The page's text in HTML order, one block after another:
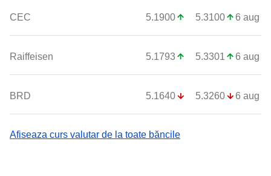
CEC 5.1900 5.3100 6 aug
Raiffeisen 5.1793 5.3301 6 aug
BRD 5.1640 5.3260 6 aug
Afiseaza curs valutar de la toate băncile